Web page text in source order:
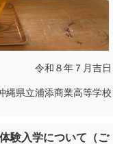
令和８年７月吉日
縄県立浦添商業高等学校
験入学について（ご